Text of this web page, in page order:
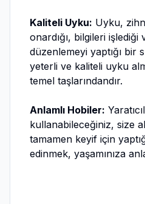
Kaliteli Uyku: Uyku,
onardığı, bilgileri işlediği
düzenlemeyi yaptığı bir
yeterli ve kaliteli uyku
temel taşlarındandır.
Anlamlı Hobiler:
kullanabileceğiniz, size
tamamen keyif için
edinmek, yaşamınıza